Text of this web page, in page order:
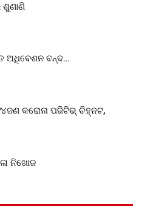
ଅଧିବେଶନ ବନ୍ଦ…
କରୋନା ପଜିଟିଭ୍ ଚିହ୍ନଟ,
ନିଖୋଜ